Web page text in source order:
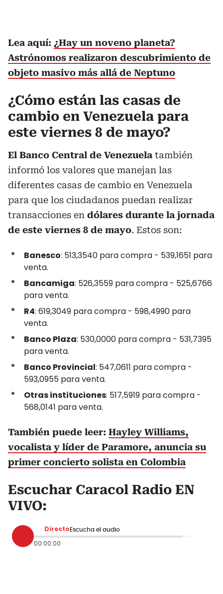
Lea aquí: ¿Hay un noveno planeta?
Astrónomos realizaron descubrimiento de
objeto masivo más allá de Neptuno
¿Cómo están las casas de
cambio en Venezuela para
este viernes 8 de mayo?
El Banco Central de Venezuela también
informó los valores que manejan las
diferentes casas de cambio en Venezuela
para que los ciudadanos puedan realizar
transacciones en dólares durante la jornada
de este viernes 8 de mayo. Estos son:
Banesco: 513,3540 para compra - 539,1651 para
venta.
Bancamiga: 526,3559 para compra - 525,6766
para venta.
R4: 619,3049 para compra - 598,4990 para
venta.
Banco Plaza: 530,0000 para compra - 531,7395
para venta.
Banco Provincial: 547,0611 para compra -
593,0955 para venta.
Otras instituciones: 517,5919 para compra -
568,0141 para venta.
También puede leer: Hayley Williams,
vocalista y líder de Paramore, anuncia su
primer concierto solista en Colombia
Escuchar Caracol Radio EN
VIVO:
Directo Escucha el audio
00:00:00